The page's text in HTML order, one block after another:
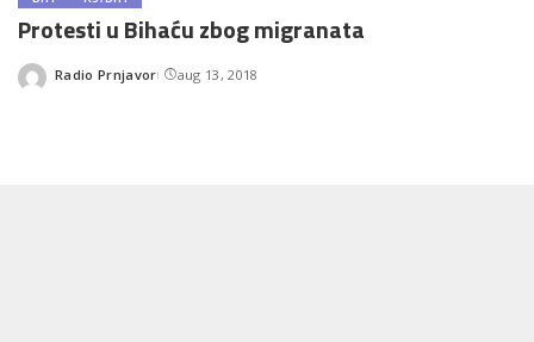
Protesti u Bihaću zbog migranata
Posted
Radio Prnjavor aug 13, 2018